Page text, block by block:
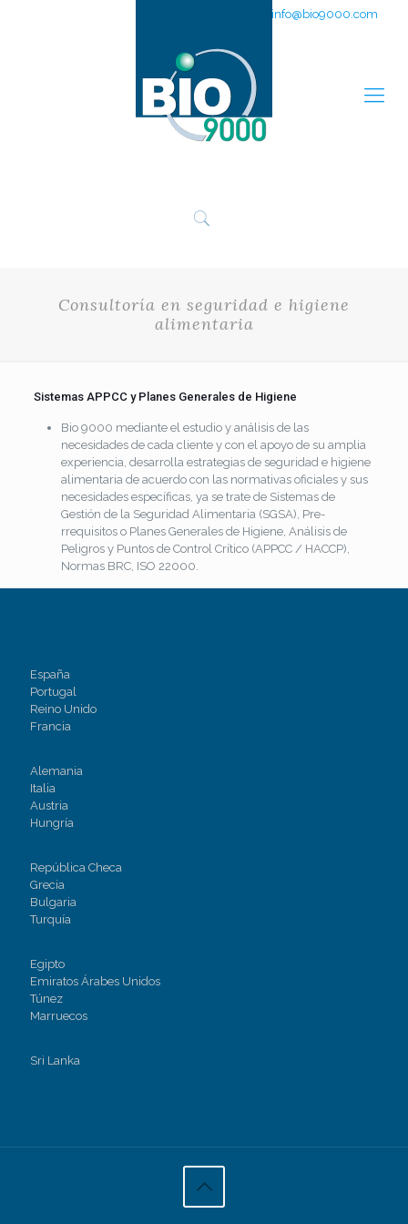
info@bio9000.com
Consultoría en seguridad e higiene
alimentaria
Sistemas APPCC y Planes Generales de Higiene
Bio 9000 mediante el estudio y análisis de las
necesidades de cada cliente y con el apoyo de su amplia
experiencia, desarrolla estrategias de seguridad e higiene
alimentaria de acuerdo con las normativas oficiales y sus
necesidades específicas, ya se trate de Sistemas de
Gestión de la Seguridad Alimentaria (SGSA), Pre-
rrequisitos o Planes Generales de Higiene, Análisis de
Peligros y Puntos de Control Crítico (APPCC / HACCP),
Normas BRC, ISO 22000.
España
Portugal
Reino Unido
Francia
Alemania
Italia
Austria
Hungría
República Checa
Grecia
Bulgaria
Turquía
Egipto
Emiratos Árabes Unidos
Túnez
Marruecos
Sri Lanka